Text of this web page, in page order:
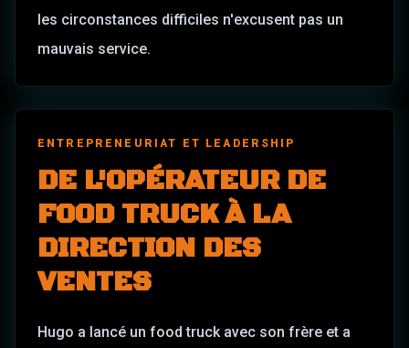
les circonstances difficiles n'excusent pas un
mauvais service.
ENTREPRENEURIAT ET LEADERSHIP
DE L'OPÉRATEUR DE
FOOD TRUCK À LA
DIRECTION DES
VENTES
Hugo a lancé un food truck avec son frère et a